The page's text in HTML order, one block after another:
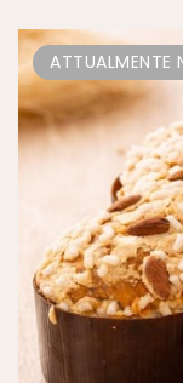
ATTUALMENTE